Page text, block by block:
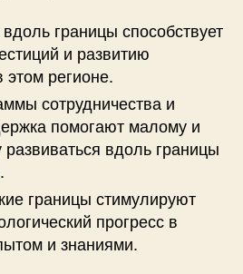
границы способствует
и развитию
регионе.
сотрудничества и
помогают малому и
вдоль границы
границы стимулируют
прогресс в
и знаниями.